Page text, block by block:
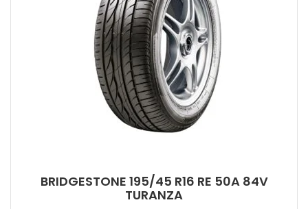
BRIDGESTONE 195/45 R16 RE 50A 84V
TURANZA